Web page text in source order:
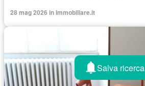
28 mag 2026 in Immobiliare.it
Salva ricerca